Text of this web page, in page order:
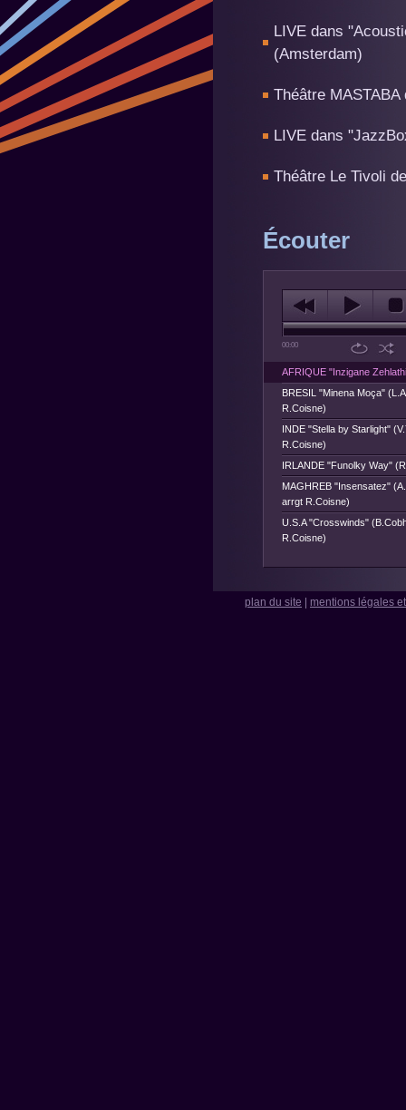
LIVE dans
(Amsterdam)
Théâtre
LIVE dans
Théâtre Le Tivoli
Écouter
00:00
AFRIQUE "Inzigane
BRESIL "Minena Moça"
R.Coisne)
INDE "Stella by Starlight"
R.Coisne)
IRLANDE "Funolky Way"
MAGHREB "Insensatez"
arrgt R.Coisne)
U.S.A "Crosswinds"
R.Coisne)
plan du site mentions légales